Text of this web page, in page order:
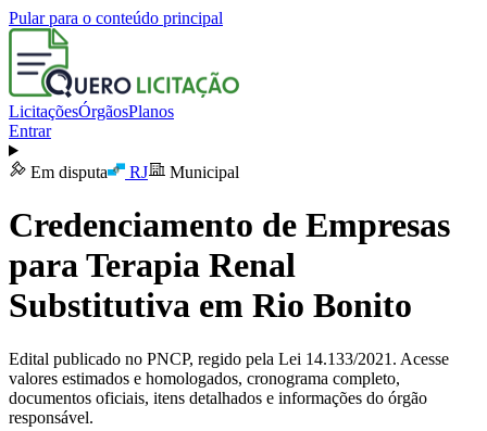
Pular para o conteúdo principal
LicitaçõesÓrgãosPlanos
Entrar
Em disputa RJ Municipal
Credenciamento de Empresas
para Terapia Renal
Substitutiva em Rio Bonito
Edital publicado no PNCP, regido pela Lei 14.133/2021. Acesse
valores estimados e homologados, cronograma completo,
documentos oficiais, itens detalhados e informações do órgão
responsável.